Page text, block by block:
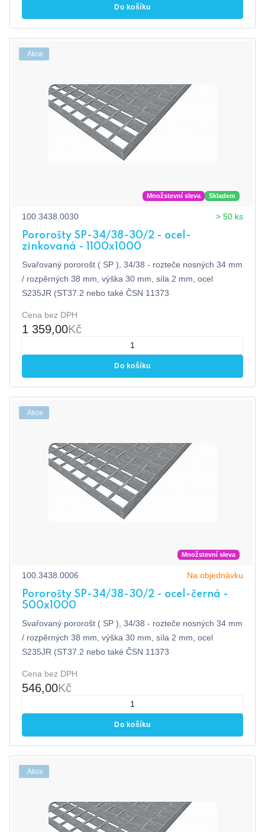
Do košíku
Akce
Množstevní sleva Skladem
100.3438.0030 > 50 ks
Pororošty SP-34/38-30/2 - ocel-
zinkovaná - 1100x1000
Svařovaný pororošt ( SP ), 34/38 - rozteče nosných 34 mm
/ rozpěrných 38 mm, výška 30 mm, síla 2 mm, ocel
S235JR (ST37.2 nebo také ČSN 11373
Cena bez DPH
1 359,00Kč
Do košíku
Akce
Množstevní sleva
100.3438.0006 Na objednávku
Pororošty SP-34/38-30/2 - ocel-černá -
500x1000
Svařovaný pororošt ( SP ), 34/38 - rozteče nosných 34 mm
/ rozpěrných 38 mm, výška 30 mm, síla 2 mm, ocel
S235JR (ST37.2 nebo také ČSN 11373
Cena bez DPH
546,00Kč
Do košíku
Akce